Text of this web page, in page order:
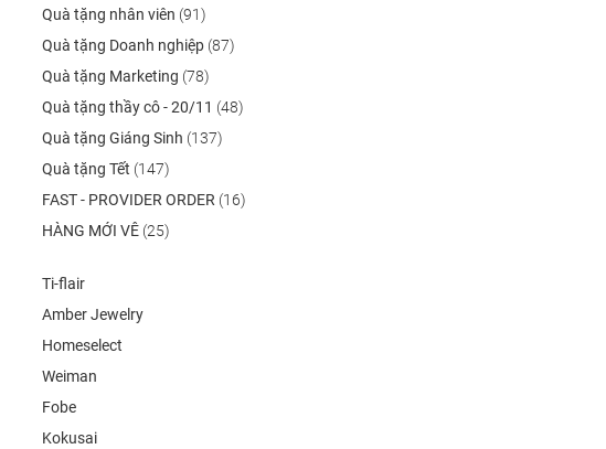
Quà tặng nhân viên (91)
Quà tặng Doanh nghiệp (87)
Quà tặng Marketing (78)
Quà tặng thầy cô - 20/11 (48)
Quà tặng Giáng Sinh (137)
Quà tặng Tết (147)
FAST - PROVIDER ORDER (16)
HÀNG MỚI VÊ (25)
Ti-flair
Amber Jewelry
Homeselect
Weiman
Fobe
Kokusai